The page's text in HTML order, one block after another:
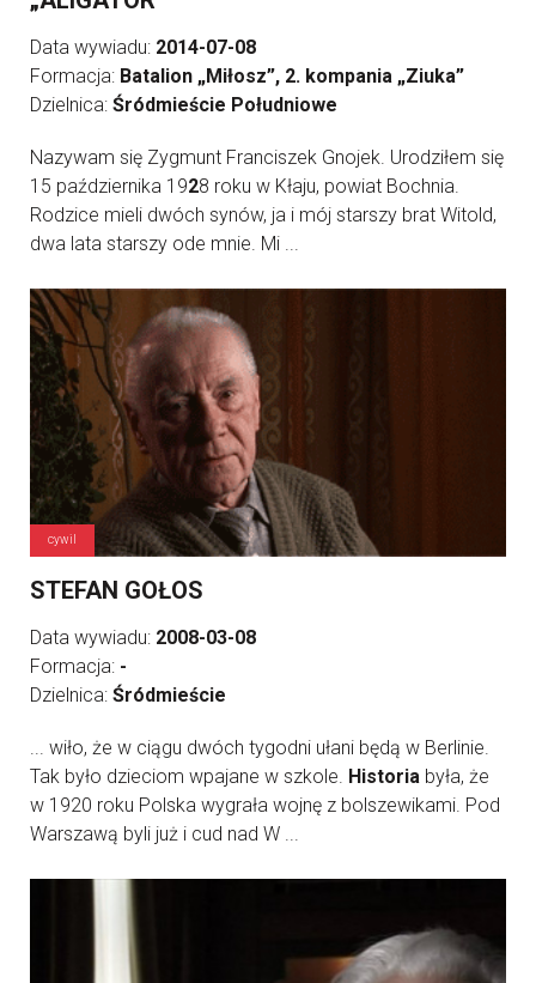
Data wywiadu: 2014-07-08
Formacja: Batalion „Miłosz”, 2. kompania „Ziuka”
Dzielnica: Śródmieście Południowe
Nazywam się Zygmunt Franciszek Gnojek. Urodziłem się
15 października 1928 roku w Kłaju, powiat Bochnia.
Rodzice mieli dwóch synów, ja i mój starszy brat Witold,
dwa lata starszy ode mnie. Mi ...
cywil
STEFAN GOŁOS
Data wywiadu: 2008-03-08
Formacja: -
Dzielnica: Śródmieście
... wiło, że w ciągu dwóch tygodni ułani będą w Berlinie.
Tak było dzieciom wpajane w szkole. Historia była, że
w 1920 roku Polska wygrała wojnę z bolszewikami. Pod
Warszawą byli już i cud nad W ...